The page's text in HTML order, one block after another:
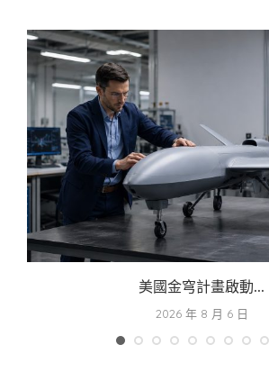
美國金穹計畫啟動...
2026 年 8 月 6 日